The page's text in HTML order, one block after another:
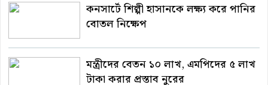
কনসার্টে শিল্পী হাসানকে লক্ষ্য করে পানির
বোতল নিক্ষেপ
মন্ত্রীদের বেতন ১০ লাখ, এমপিদের ৫ লাখ
টাকা করার প্রস্তাব নুরের